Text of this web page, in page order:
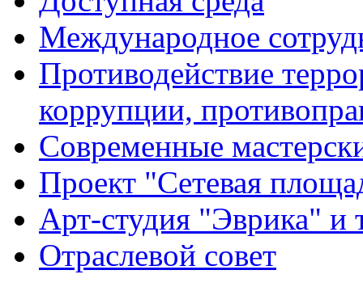
Международное
Противодействие
коррупции,
Современные
Проект "Сетевая
Арт-студия "Эврика" и
Отраслевой совет